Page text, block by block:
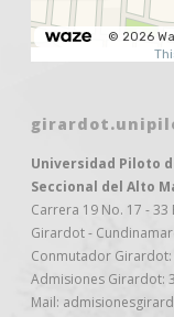
Universidad Piloto
Seccional del Alto
Carrera 19 No. 17 - 33
Girardot -
Conmutador Girardot:
Admisiones Girardot:
Mail: